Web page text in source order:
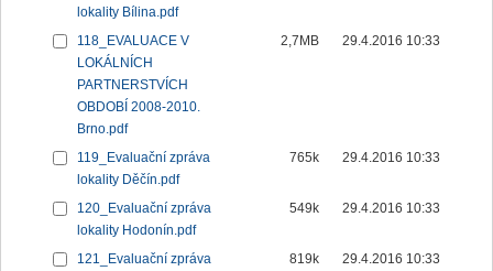
lokality Bílina.pdf
118_EVALUACE V
LOKÁLNÍCH
PARTNERSTVÍCH
OBDOBÍ 2008-2010.
Brno.pdf
2,7MB 29.4.2016 10:33
119_Evaluační zpráva
lokality Děčín.pdf
765k 29.4.2016 10:33
120_Evaluační zpráva
lokality Hodonín.pdf
549k 29.4.2016 10:33
121_Evaluační zpráva
819k 29.4.2016 10:33